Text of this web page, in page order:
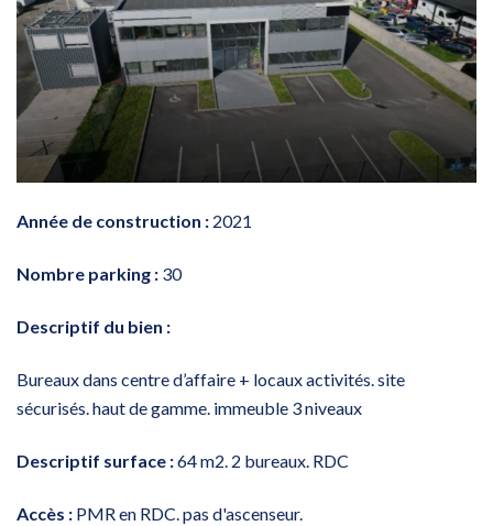
Année de construction : 2021
Nombre parking : 30
Descriptif du bien :
Bureaux dans centre d’affaire + locaux activités. site
sécurisés. haut de gamme. immeuble 3 niveaux
Descriptif surface :64 m2. 2 bureaux. RDC
Accès : PMR en RDC. pas d'ascenseur.